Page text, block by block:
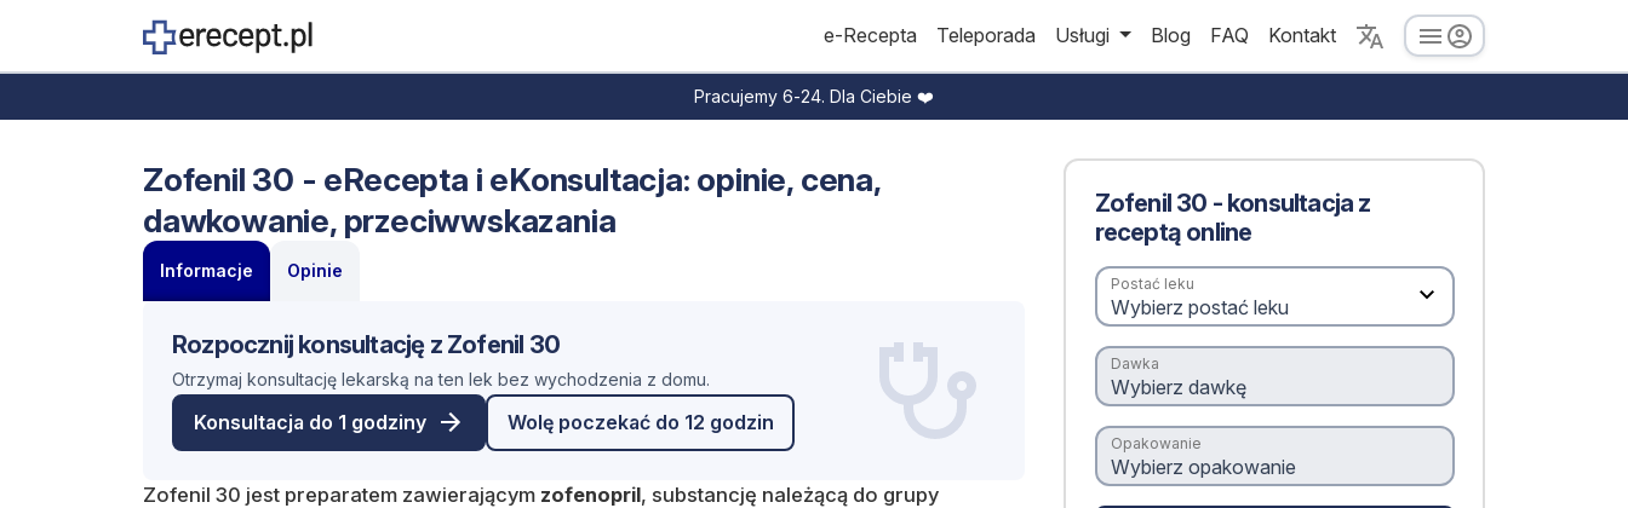
e-Recepta Teleporada Usługi Blog FAQ Kontakt
Pracujemy 6-24. Dla Ciebie ❤️
Zofenil 30 - eRecepta i eKonsultacja: opinie, cena,
dawkowanie, przeciwwskazania
Informacje Opinie
Rozpocznij konsultację z Zofenil 30
Otrzymaj konsultację lekarską na ten lek bez wychodzenia z domu.
Konsultacja do 1 godziny Wolę poczekać do 12 godzin
Zofenil 30 jest preparatem zawierającym zofenopril, substancję należącą do grupy
Zofenil 30 - konsultacja z
receptą online
Postać leku
Dawka
Opakowanie